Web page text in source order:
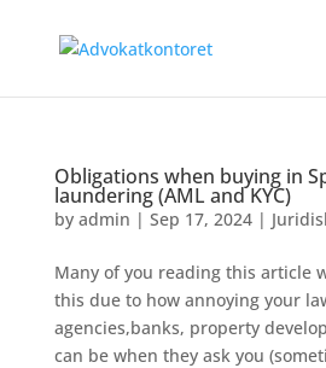
Obligations when buying in
laundering (AML and KYC)
by admin | Sep 17, 2024|
Many of you reading this article
this due to how annoying your
agencies,banks, property
can be when they ask you